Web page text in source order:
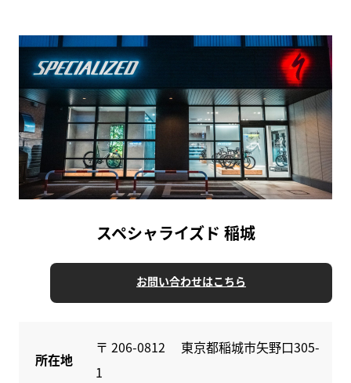
スペシャライズド 稲城
お問い合わせはこちら
所在地
〒 206-0812 東京都稲城市矢野口305-
1